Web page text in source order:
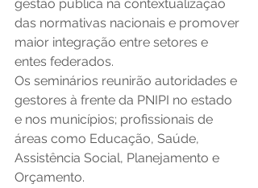
gestão pública na contextualização
das normativas nacionais e promover
maior integração entre setores e
entes federados.
Os seminários reunirão autoridades e
gestores à frente da PNIPI no estado
e nos municípios; profissionais de
áreas como Educação, Saúde,
Assistência Social, Planejamento e
Orçamento.